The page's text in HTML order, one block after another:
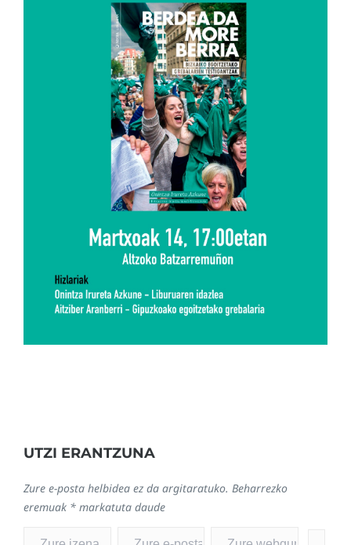
UTZI ERANTZUNA
Zure e-posta helbidea ez da argitaratuko. Beharrezko
eremuak * markatuta daude